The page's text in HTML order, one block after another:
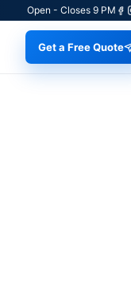
Open - Closes 9 PM
Get a Free Quote